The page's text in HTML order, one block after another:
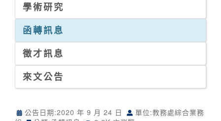
學術研究
函轉訊息
徵才訊息
來文公告
公告日期:2020 年 9 月 24 日
單位:教務處綜合業務